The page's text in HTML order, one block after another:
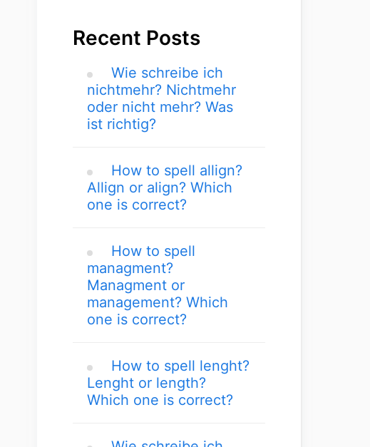
Recent Posts
Wie schreibe ich
nichtmehr? Nichtmehr
oder nicht mehr? Was
ist richtig?
How to spell allign?
Allign or align? Which
one is correct?
How to spell
managment?
Managment or
management? Which
one is correct?
How to spell lenght?
Lenght or length?
Which one is correct?